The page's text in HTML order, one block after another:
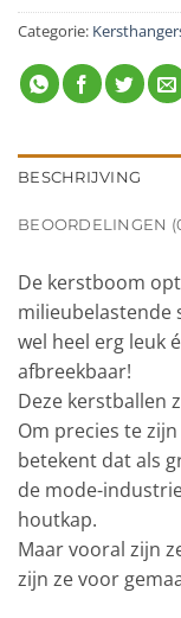
Categorie:
BESCHRIJVING
BEOORDELINGEN
De kerstboom
milieubelastende
wel heel erg leuk
afbreekbaar!
Deze kerstballen
Om precies te
betekent dat als
de mode-
houtkap.
Maar vooral zijn
zijn ze voor